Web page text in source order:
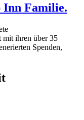
Familie.
mit ihren über35
Spenden,